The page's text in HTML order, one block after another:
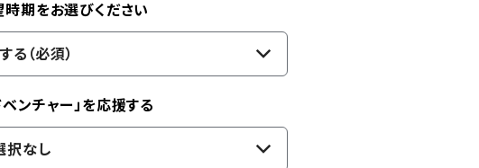
期をお選びください
る（必須）
ンチャー」を応援する
択なし